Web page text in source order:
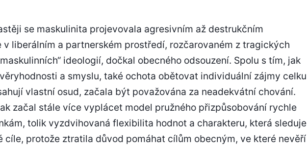
se maskulinita projevovala agresivním až destrukčním
v liberálním a partnerském prostředí, rozčarovaném z tragických
ideologií, dočkal obecného odsouzení. Spolu s tím, jak
a smyslu, také ochota obětovat individuální zájmy celku
vlastní osud, začala být považována za neadekvátní chování.
začal stále více vyplácet model pružného přizpůsobování rychle
tolik vyzdvihovaná flexibilita hodnot a charakteru, která sleduje
cíle, protože ztratila důvod pomáhat cílům obecným, ve které nevěří